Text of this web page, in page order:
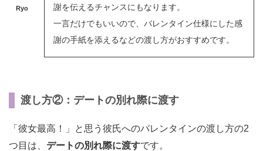
Ryo
謝を伝えるチャンスにもなります。
一言だけでもいいので、バレンタイン仕様にした感
謝の手紙を添えるなどの渡し方がおすすめです。
渡し方②：デートの別れ際に渡す
「彼女最高！」と思う彼氏へのバレンタインの渡し方の2
つ目は、 デートの別れ際に渡すです。